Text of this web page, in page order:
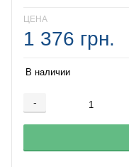
ЦЕНА
1 376 грн.
В наличии
-